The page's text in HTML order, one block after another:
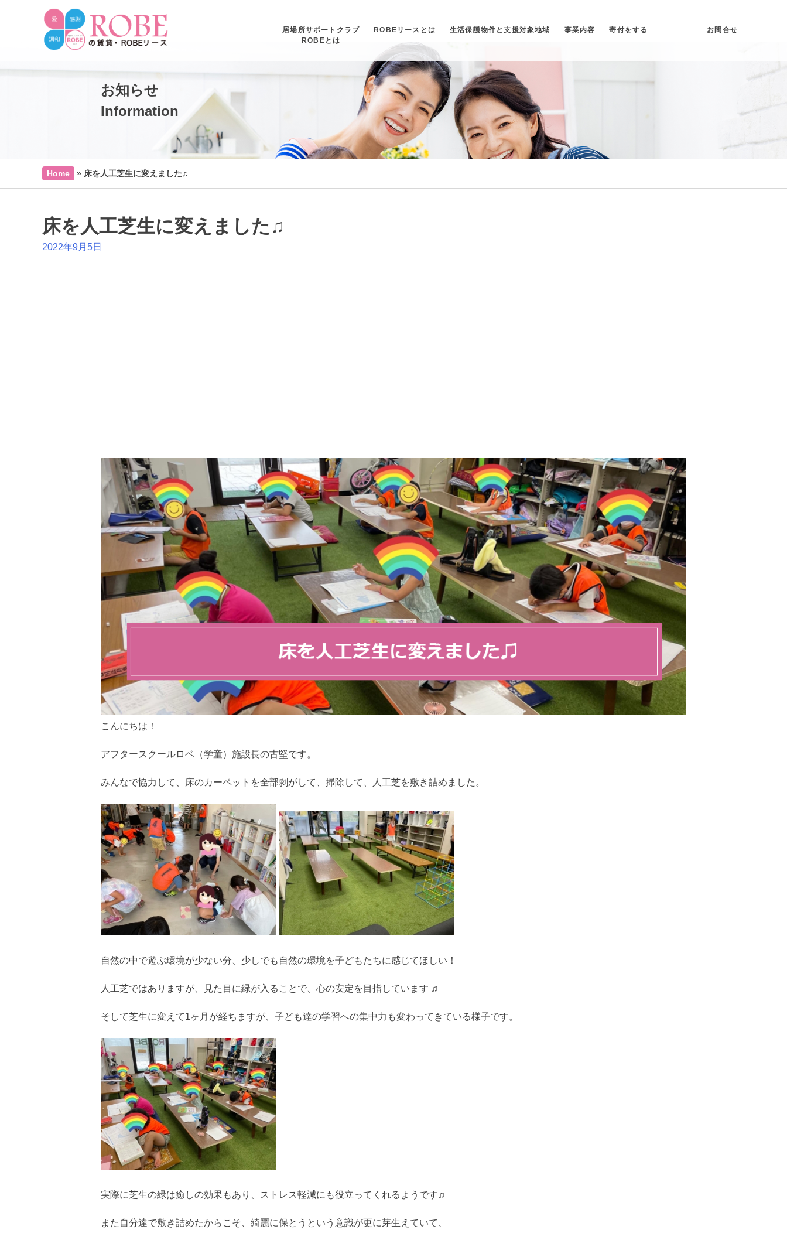
居場所サポートクラブ
ROBEとは
ROBEリースとは 生活保護物件と支援対象地域 事業内容 寄付をする お問合せ
お知らせ
Information
Home » 床を人工芝生に変えました♫
床を人工芝生に変えました♫
2022年9月5日
こんにちは！
アフタースクールロベ（学童）施設長の古堅です。
みんなで協力して、床のカーペットを全部剥がして、掃除して、人工芝を敷き詰めました。
自然の中で遊ぶ環境が少ない分、少しでも自然の環境を子どもたちに感じてほしい！
人工芝ではありますが、見た目に緑が入ることで、心の安定を目指しています ♫
そして芝生に変えて1ヶ月が経ちますが、子ども達の学習への集中力も変わってきている様子です。
実際に芝生の緑は癒しの効果もあり、ストレス軽減にも役立ってくれるようです♫
また自分達で敷き詰めたからこそ、綺麗に保とうという意識が更に芽生えていて、